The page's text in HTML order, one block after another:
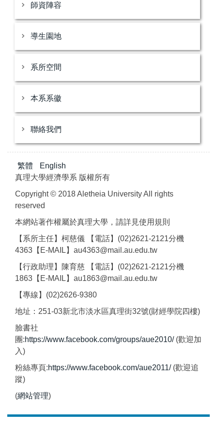
師資陣容
導生園地
系所空間
本系系徽
聯絡我們
繁體
English
真理大學經濟學系 版權所有
Copyright © 2018 Aletheia University All rights
reserved
本網站著作權屬於真理大學，請詳見使用規則
【系所主任】柯慈儀 【電話】(02)2621-2121分機
4363【E-MAIL】au4363@mail.au.edu.tw
【行政助理】陳育慈 【電話】(02)2621-2121分機
1863【E-MAIL】au1863@mail.au.edu.tw
【專線】(02)2626-9380
地址：251-03新北市淡水區真理街32號(財經學院四樓)
臉書社
團:https://www.facebook.com/groups/aue2010/(歡迎加
入)
粉絲專頁:https://www.facebook.com/aue2011/(歡迎追
蹤)
(網站管理)